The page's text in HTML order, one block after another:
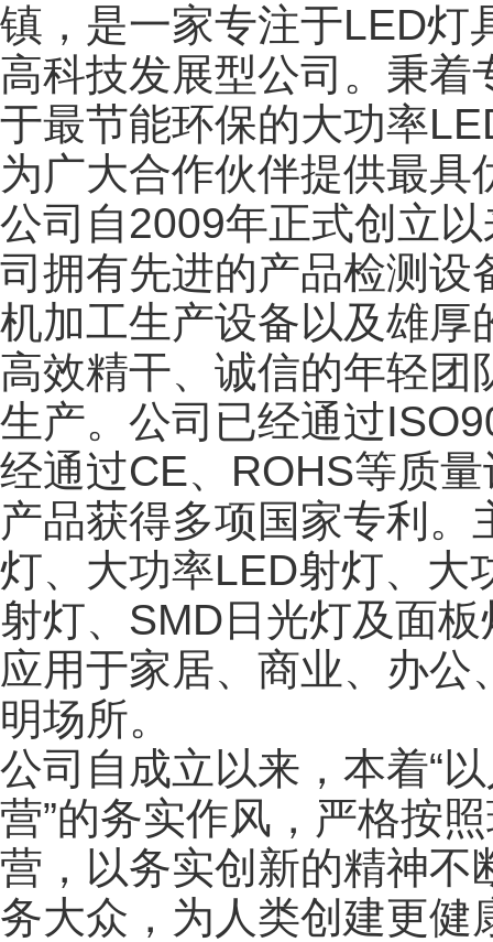
镇，是一家专注于LED灯
高科技发展型公司。秉着
于最节能环保的大功率
为广大合作伙伴提供最
公司自2009年正式创立
司拥有先进的产品检测设
机加工生产设备以及雄厚
高效精干、诚信的年轻团
生产。公司已经通过
经通过CE、ROHS等质
产品获得多项国家专利
灯、大功率LED射灯、大
射灯、SMD日光灯及面
应用于家居、商业、办
明场所。
公司自成立以来，本着“
营”的务实作风，严格按
营，以务实创新的精神不
务大众，为人类创建更健